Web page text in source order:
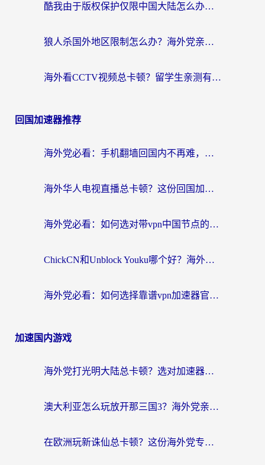
酷我由于版权保护仅限中国大陆怎么办？海外党亲测有效的解锁指南
狼人杀国外地区限制怎么办？海外党亲测有效的全场景回国加速指南
海外看CCTV视频总卡顿？留学生亲测有效的回国加速器选择指南
回国加速器推荐
海外党必看：手机翻墙回国内不再难，一篇搞定无缝访问国内资源指南
海外华人电视直播总卡顿？这份回国加速器选择指南帮你无缝看国内资源
海外党必看：如何选对带vpn中国节点的加速器？无缝访问国内资源全攻略
ChickCN和Unblock Youku哪个好？海外党亲测4款热门回国加速器，附避坑指南
海外党必看：如何选择靠谱vpn加速器官网？轻松解决国内APP地区限制
加速国内游戏
海外党打光明大陆总卡顿？选对加速器才是关键！（附亲测好用的推荐）
澳大利亚怎么玩放开那三国3？海外党亲测有效的国服游戏加速指南
在欧洲玩新诛仙总卡顿？这份海外党专属加速器指南帮你解决延迟难题